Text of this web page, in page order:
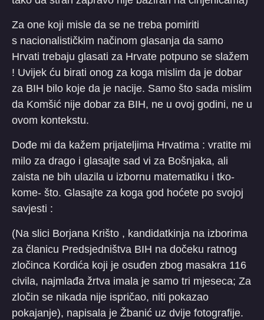
Za one koji misle da se ne treba pomiriti
s nacionalističkim načinom glasanja da samo
Hrvati trebaju glasati za Hrvate potpuno se slažem
! Uvijek ću birati onog za koga mislim da je dobar
za BIH bilo koje da je nacije. Samo što sada mislim
da Komšić nije dobar za BIH, ne u ovoj godini, ne u
ovom kontekstu.
Dođe mi da kažem prijateljima Hrvatima : vratite mi
milo za drago i glasajte sad vi za Bošnjaka, ali
zaista ne bih ulazila u izbornu matematiku i tko-
kome- što. Glasajte za koga god hoćete po svojoj
savjesti :
(Na slici Borjana Krišto , kandidatkinja na izborima
za članicu Predsjedništva BIH na dočeku ratnog
zločinca Kordića koji je osuđen zbog masakra 116
civila, najmlađa žrtva imala je samo tri mjeseca; Za
zločin se nikada nije ispričao, niti pokazao
pokajanje), napisala je Žbanić uz dvije fotografije.